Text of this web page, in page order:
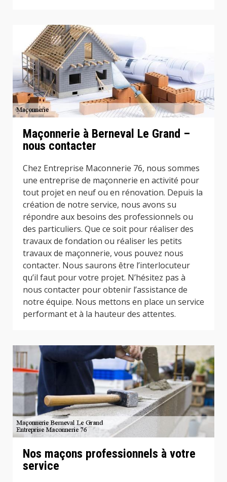
Maçonnerie à Berneval Le Grand –
nous contacter
Chez Entreprise Maconnerie 76, nous sommes
une entreprise de maçonnerie en activité pour
tout projet en neuf ou en rénovation. Depuis la
création de notre service, nous avons su
répondre aux besoins des professionnels ou
des particuliers. Que ce soit pour réaliser des
travaux de fondation ou réaliser les petits
travaux de maçonnerie, vous pouvez nous
contacter. Nous saurons être l’interlocuteur
qu’il faut pour votre projet. N’hésitez pas à
nous contacter pour obtenir l’assistance de
notre équipe. Nous mettons en place un service
performant et à la hauteur des attentes.
Nos maçons professionnels à votre
service